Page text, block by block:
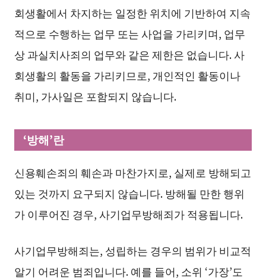
회생활에서 차지하는 일정한 위치에 기반하여 지속
적으로 수행하는 업무 또는 사업을 가리키며, 업무
상 과실치사죄의 업무와 같은 제한은 없습니다. 사
회생활의 활동을 가리키므로, 개인적인 활동이나
취미, 가사일은 포함되지 않습니다.
‘방해’란
신용훼손죄의 훼손과 마찬가지로, 실제로 방해되고
있는 것까지 요구되지 않습니다. 방해될 만한 행위
가 이루어진 경우, 사기업무방해죄가 적용됩니다.
사기업무방해죄는, 성립하는 경우의 범위가 비교적
알기 어려운 범죄입니다. 예를 들어, 소위 ‘가장’도